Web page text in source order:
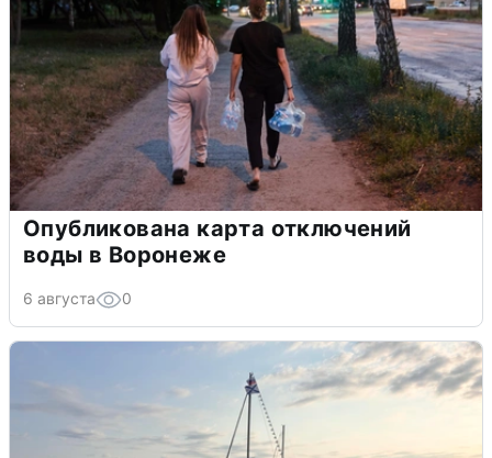
Опубликована карта отключений
воды в Воронеже
6 августа 0